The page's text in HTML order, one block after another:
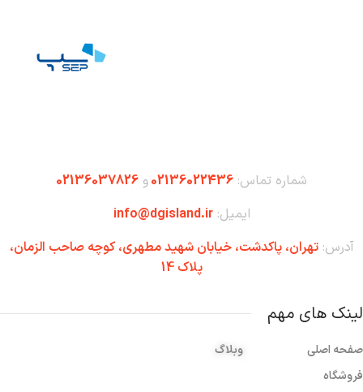
شماره تماس: 02136022436و 02136037826
ایمیل:info@dgisland.ir
آدرس:تهران،‌ پاکدشت، خیابان شهید مطهری، کوچه صاحب الزمان،
پلاک 14
لینک های مهم
صفحه اصلی
فروشگاه
وبلاگ